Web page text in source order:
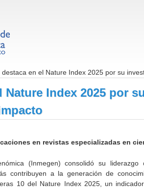
destaca en el Nature Index 2025 por su
Nature Index 2025 por
en revistas especializadas en
(Inmegen) consolidó su
contribuyen a la generación de
10 del Nature Index 2025, un